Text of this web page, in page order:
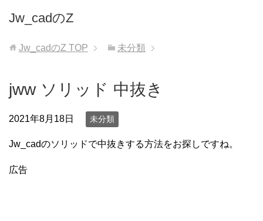
Jw_cadのZ
Jw_cadのZ TOP 未分類
jww ソリッド 中抜き
2021年8月18日 未分類
Jw_cadのソリッドで中抜きする方法をお探しですね。
広告